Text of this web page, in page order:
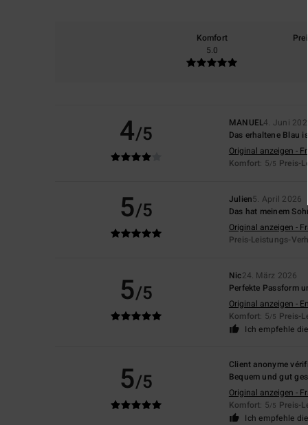
Komfort
5.0
4/5 MANUEL4. Juni 2026
Das erhaltene Blau
Original anzeigen -
Komfort: 5/5 Preis-
5/5 Julien5. April 2026
Das hat meinem
Original anzeigen -
Preis-Leistungs-
5/5
Nic24. März 2026
Perfekte Passform
Original anzeigen -
Komfort: 5/5 Preis-
Ich empfehle
5/5
Client anonyme
Bequem und gut
Original anzeigen -
Komfort: 5/5 Preis-
Ich empfehle